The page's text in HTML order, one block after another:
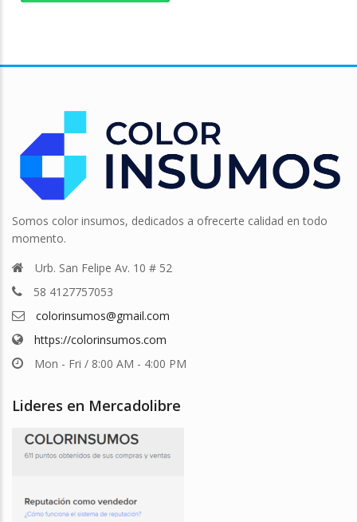
Somos color insumos, dedicados a ofrecerte calidad en todo
momento.
Urb. San Felipe Av. 10 # 52
58 4127757053
colorinsumos@gmail.com
https://colorinsumos.com
Mon - Fri / 8:00 AM - 4:00 PM
Lideres en Mercadolibre